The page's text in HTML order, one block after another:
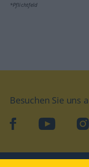
*Pflichtfeld
Besuchen Sie uns
facebookYouTube